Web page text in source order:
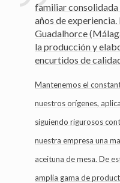
familiar consolidada
años de
Guadalhorce
la producción y
encurtidos de
Mantenemos el
nuestros orígenes,
siguiendo rigurosos
nuestra empresa una
aceituna de mesa. De
amplia gama de